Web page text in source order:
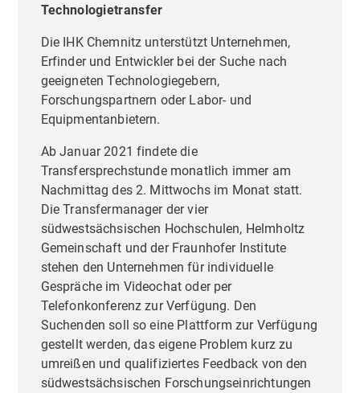
Technologietransfer
Die IHK Chemnitz unterstützt Unternehmen,
Erfinder und Entwickler bei der Suche nach
geeigneten Technologiegebern,
Forschungspartnern oder Labor- und
Equipmentanbietern.
Ab Januar 2021 findete die
Transfersprechstunde monatlich immer am
Nachmittag des 2. Mittwochs im Monat statt.
Die Transfermanager der vier
südwestsächsischen Hochschulen, Helmholtz
Gemeinschaft und der Fraunhofer Institute
stehen den Unternehmen für individuelle
Gespräche im Videochat oder per
Telefonkonferenz zur Verfügung. Den
Suchenden soll so eine Plattform zur Verfügung
gestellt werden, das eigene Problem kurz zu
umreißen und qualifiziertes Feedback von den
südwestsächsischen Forschungseinrichtungen